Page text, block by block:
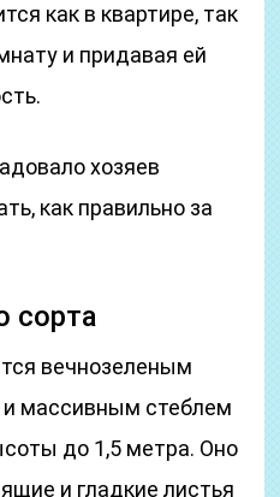
как в квартире, так
и придавая ей
хозяев
как правильно за
сорта
вечнозеленым
массивным стеблем
до 1,5 метра. Оно
и гладкие листья